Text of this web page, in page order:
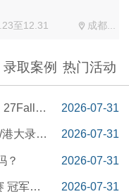
至12.31
录取案例 热门活动
27Fall美
2026-07-31
16:30:04
大录取
2026-07-31
16:12:18
？
2026-07-31
15:55:54
2026-07-31